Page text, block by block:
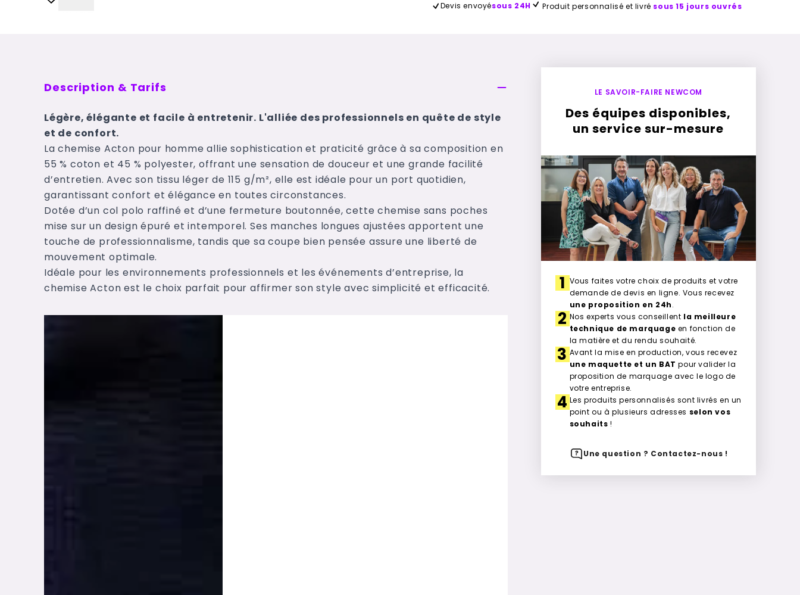
Devis envoyésous 24H Produit personnalisé et livré sous 15 jours ouvrés
Description & Tarifs
Légère, élégante et facile à entretenir. L'alliée des professionnels en quête de style
et de confort.
La chemise Acton pour homme allie sophistication et praticité grâce à sa composition en
55 % coton et 45 % polyester, offrant une sensation de douceur et une grande facilité
d’entretien. Avec son tissu léger de 115 g/m², elle est idéale pour un port quotidien,
garantissant confort et élégance en toutes circonstances.
Dotée d’un col polo raffiné et d’une fermeture boutonnée, cette chemise sans poches
mise sur un design épuré et intemporel. Ses manches longues ajustées apportent une
touche de professionnalisme, tandis que sa coupe bien pensée assure une liberté de
mouvement optimale.
Idéale pour les environnements professionnels et les événements d’entreprise, la
chemise Acton est le choix parfait pour affirmer son style avec simplicité et efficacité.
LE SAVOIR-FAIRE NEWCOM
Des équipes disponibles,
un service sur-mesure
1 Vous faites votre choix de produits et votre
demande de devis en ligne. Vous recevez
une proposition en 24h.
2 Nos experts vous conseillent la meilleure
technique de marquage en fonction de
la matière et du rendu souhaité.
3 Avant la mise en production, vous recevez
une maquette et un BAT pour valider la
proposition de marquage avec le logo de
votre entreprise.
4 Les produits personnalisés sont livrés en un
point ou à plusieurs adresses selon vos
souhaits !
Une question ? Contactez-nous !